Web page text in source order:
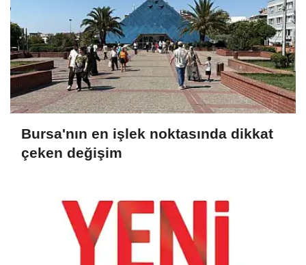
Bursa'nın en işlek noktasında dikkat
çeken değişim